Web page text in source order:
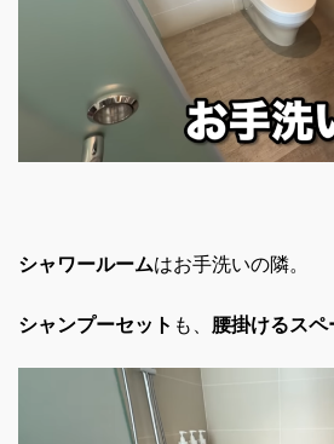
シャワールームはお手洗いの隣。
シャンプーセット も、 腰掛けるスペ